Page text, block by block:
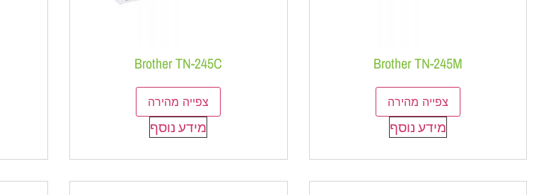
Brother TN-245M
צפייה מהירה
מידע נוסף
Brother TN-245C
צפייה מהירה
מידע נוסף